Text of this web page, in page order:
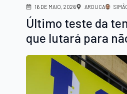
16 DE MAIO, 2026 AROUCA
Último teste da
que lutará para